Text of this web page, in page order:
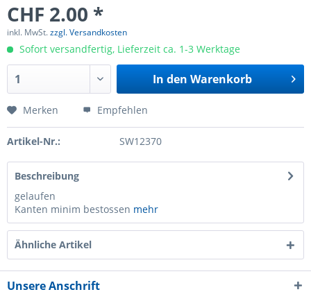
CHF 2.00 *
inkl. MwSt.zzgl. Versandkosten
Sofort versandfertig, Lieferzeit ca. 1-3 Werktage
In den Warenkorb
Merken Empfehlen
Artikel-Nr.: SW12370
Beschreibung
gelaufen
Kanten minim bestossen mehr
Ähnliche Artikel
Unsere Anschrift